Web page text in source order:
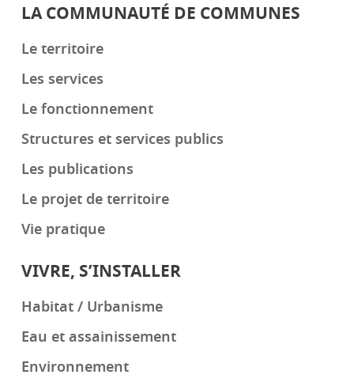
LA COMMUNAUTÉ DE COMMUNES
Le territoire
Les services
Le fonctionnement
Structures et services publics
Les publications
Le projet de territoire
Vie pratique
VIVRE, S’INSTALLER
Habitat / Urbanisme
Eau et assainissement
Environnement